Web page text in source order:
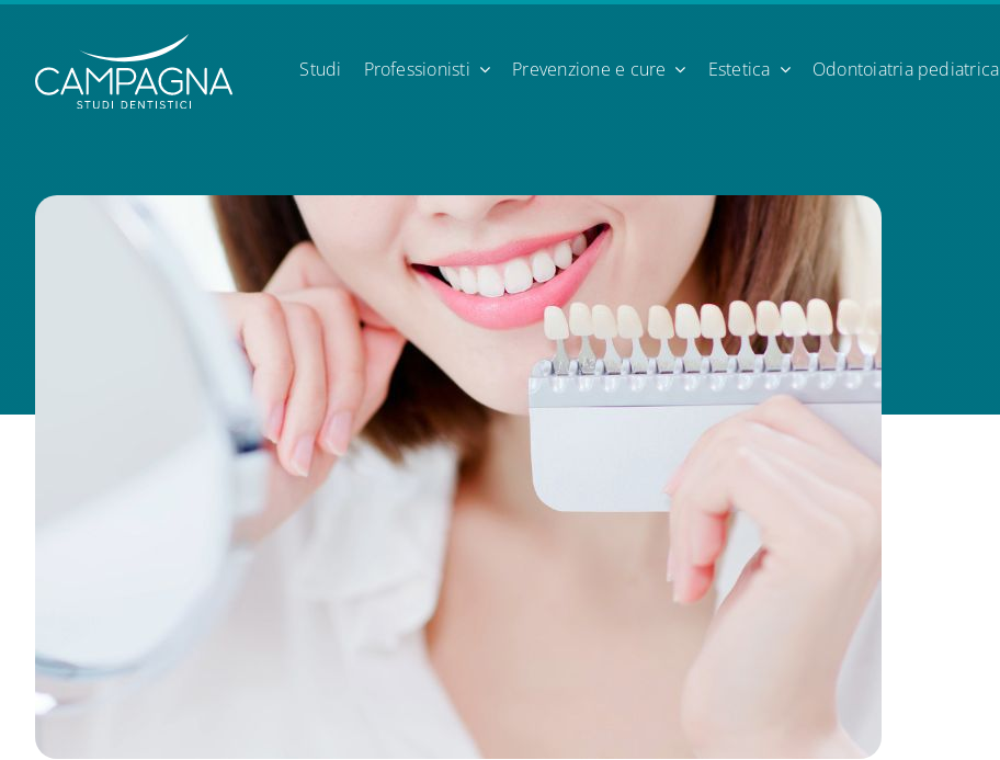
Skip
content
Studi Professionisti Prevenzione e cure Estetica Odontoiatria pediatrica